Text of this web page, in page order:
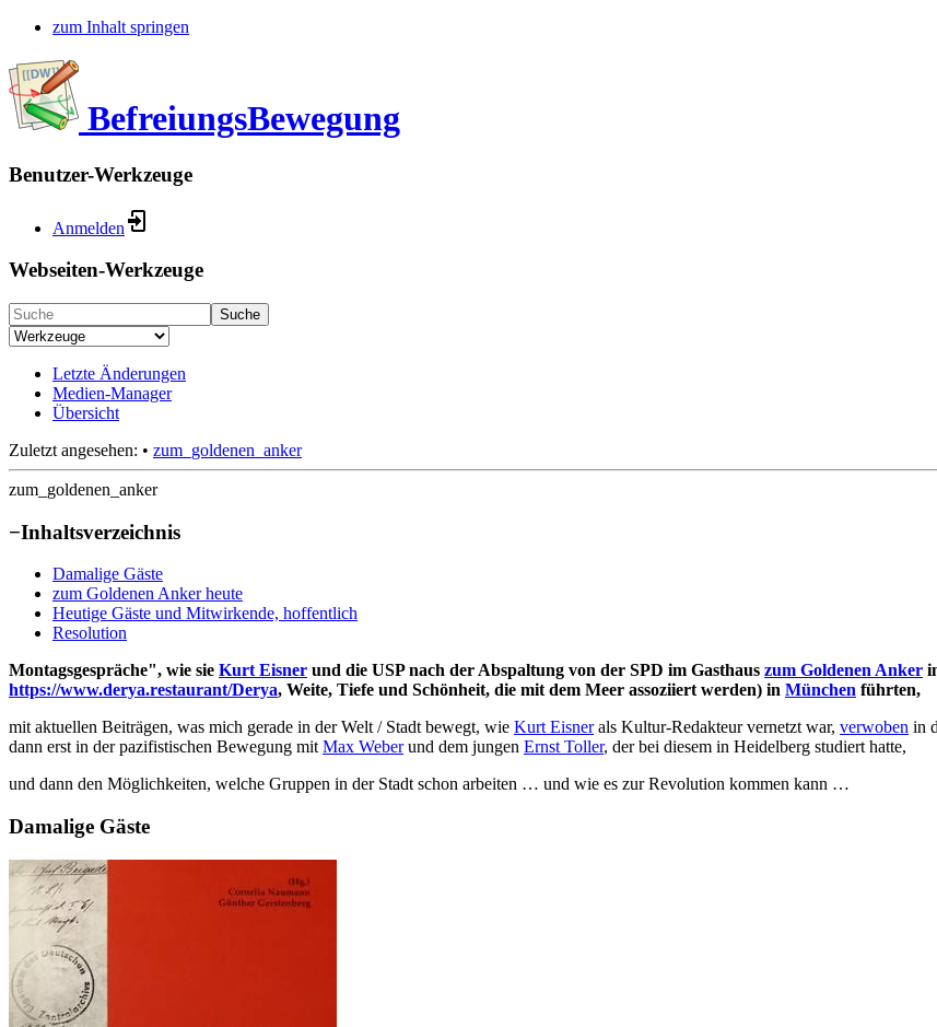
zum Inhalt springen
BefreiungsBewegung
Benutzer-Werkzeuge
Anmelden
Webseiten-Werkzeuge
Suche
Letzte Änderungen
Medien-Manager
Übersicht
Zuletzt angesehen: • zum_goldenen_anker
zum_goldenen_anker
−Inhaltsverzeichnis
Damalige Gäste
zum Goldenen Anker heute
Heutige Gäste und Mitwirkende, hoffentlich
Resolution
Montagsgespräche", wie sie Kurt Eisner und die USP nach der Abspaltung von der SPD im Gasthaus zum Goldenen Anker
https://www.derya.restaurant/Derya, Weite, Tiefe und Schönheit, die mit dem Meer assoziiert werden) in München führten,
mit aktuellen Beiträgen, was mich gerade in der Welt / Stadt bewegt, wie Kurt Eisnerals Kultur-Redakteur vernetzt war, verwoben in
dann erst in der pazifistischen Bewegung mitMax Weberund dem jungen Ernst Toller, der bei diesem in Heidelberg studiert hatte,
und dann den Möglichkeiten, welche Gruppen in der Stadt schon arbeiten … und wie es zur Revolution kommen kann …
Damalige Gäste